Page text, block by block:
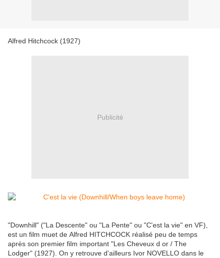
Alfred Hitchcock (1927)
Publicité
"Downhill" ("La Descente" ou "La Pente" ou "C'est la vie" en VF),
est un film muet de Alfred HITCHCOCK réalisé peu de temps
après son premier film important "Les Cheveux d or / The
Lodger" (1927). On y retrouve d'ailleurs Ivor NOVELLO dans le